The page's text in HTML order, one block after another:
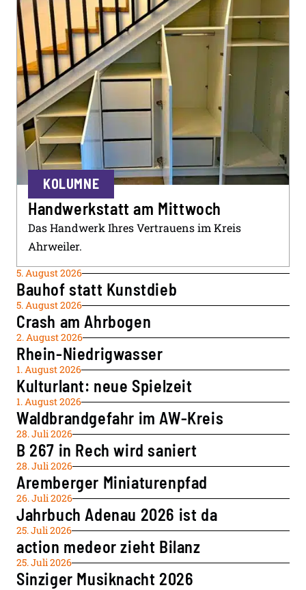
KOLUMNE
Handwerkstatt am Mittwoch
Das Handwerk Ihres Vertrauens im Kreis
Ahrweiler.
5. August 2026
Bauhof statt Kunstdieb
5. August 2026
Crash am Ahrbogen
2. August 2026
Rhein-Niedrigwasser
1. August 2026
Kulturlant: neue Spielzeit
1. August 2026
Waldbrandgefahr im AW-Kreis
28. Juli 2026
B 267 in Rech wird saniert
28. Juli 2026
Aremberger Miniaturenpfad
26. Juli 2026
Jahrbuch Adenau 2026 ist da
25. Juli 2026
action medeor zieht Bilanz
25. Juli 2026
Sinziger Musiknacht 2026